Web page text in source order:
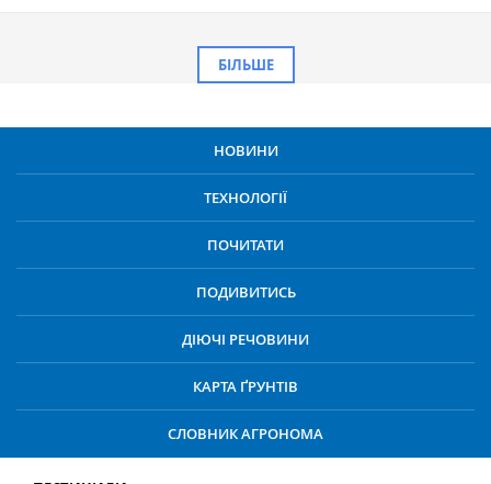
БІЛЬШЕ
НОВИНИ
ТЕХНОЛОГІЇ
ПОЧИТАТИ
ПОДИВИТИСЬ
ДІЮЧІ РЕЧОВИНИ
КАРТА ҐРУНТІВ
СЛОВНИК АГРОНОМА